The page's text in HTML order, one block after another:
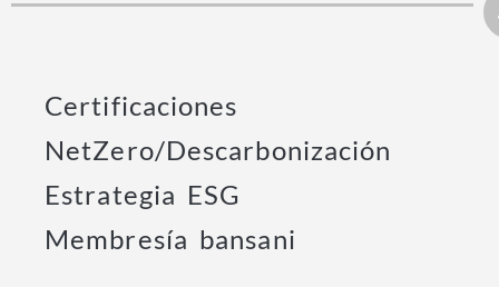
Certificaciones
NetZero/Descarbonización
Estrategia ESG
Membresía bansani